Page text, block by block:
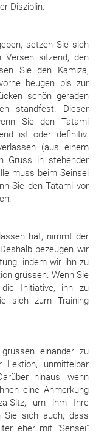
Disziplin.
setzen Sie sich
Versen sitzend, den
Sie den Kamiza,
beugen bis zur
schön geraden
standfest. Dieser
Sie den Tatami
ist oder definitiv.
(aus einem
Gruss in stehender
muss beim Seinsei
Sie den Tatami vor
hat, nimmt der
bezeugen wir
indem wir ihn zu
grüssen. Wenn Sie
Initiative, ihn zu
sich zum Training
einander zu
Lektion, unmittelbar
hinaus, wenn
eine Anmerkung
Sitz, um ihm Ihre
Sie sich auch, dass
eher mit "Sensei"